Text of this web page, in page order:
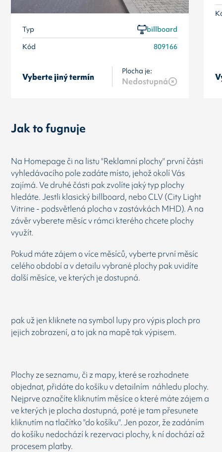
Typ
billboard
Kód
809166
Vyberte jiný termín
Plocha je:
Nedostupná
Jak to fugnuje
Na Homepage či na listu "Reklamní plochy" první části
vyhledávacího pole zadáte místo, jehož okolí Vás
zajímá. Ve druhé části pak zvolíte jaký typ plochy
hledáte. Jestli klasický billboard, nebo CLV (City Light
Vitrine - podsvětlená plocha v zastávkách MHD). A na
závěr vyberete měsíc v rámci kterého chcete plochy
využít.
Pokud máte zájem o více měsíců, vyberte první měsíc
celého období a v detailu vybrané plochy pak uvidíte
další měsíce, ve kterých je dostupná.
pak už jen kliknete na symbol lupy pro výpis ploch pro
jejich zobrazení, a to jak na mapě tak výpisem.
Plochy ze seznamu, či z mapy, které se rozhodnete
objednat, přidáte do košíku v detailním náhledu plochy.
Nejprve označíte kliknutím měsíce o které máte zájem a
ve kterých je plocha dostupná, poté je tam přesunete
kliknutím na tlačítko "do košíku". Jen pozor, že zadáním
do košíku nedochází k rezervaci plochy, k ní dochází až
procesem platby.